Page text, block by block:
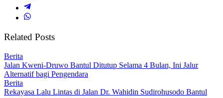
Related Posts
Berita
Jalan Kweni-Druwo Bantul Ditutup Selama 4 Bulan, Ini Jalur
Alternatif bagi Pengendara
Berita
Rekayasa Lalu Lintas di Jalan Dr. Wahidin Sudirohusodo Bantul